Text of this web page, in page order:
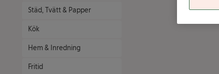
Städ, Tvätt & Papper
Kök
Hem & Inredning
Fritid